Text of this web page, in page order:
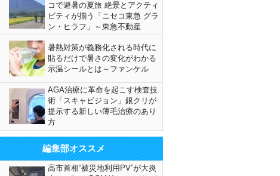
コで避暑の夏旅 絶景とアクティ
ビティが揃う「ニセコ東急 グラ
ン・ヒラフ」～東急不動産
暑熱対策が義務化される時代に
貼るだけで暑さの変化がわかる
示温シールとは～ファンケル
AGA治療に革命を起こす検査技
術「スキャビジョン」銀クリが
提示する新しい薄毛治療のあり
方
編集部オススメ
高市首相“被災地利用PV”が大炎